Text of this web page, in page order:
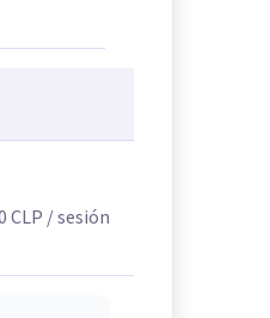
CLP / sesión